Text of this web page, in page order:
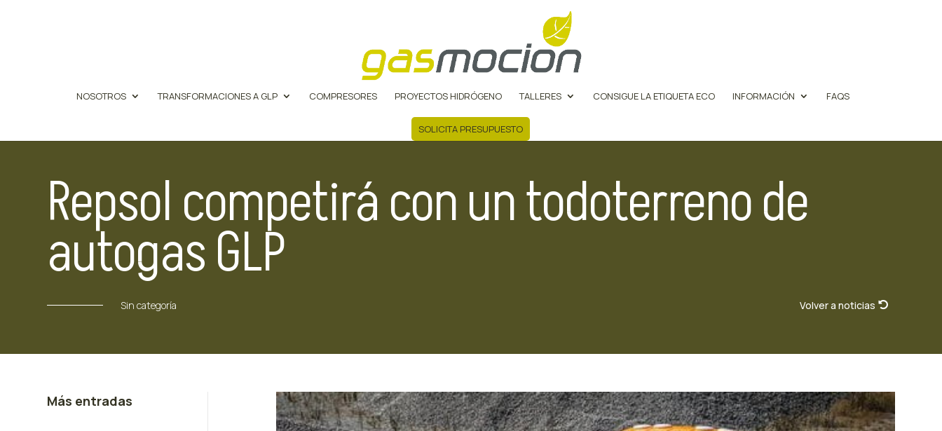
NOSOTROS TRANSFORMACIONES A GLP COMPRESORES PROYECTOS HIDRÓGENO TALLERES CONSIGUE LA ETIQUETA ECO INFORMACIÓN FAQS
SOLICITA PRESUPUESTO
Repsol competirá con un todoterreno de
autogas GLP
Sin categoría Volver a noticias
Más entradas